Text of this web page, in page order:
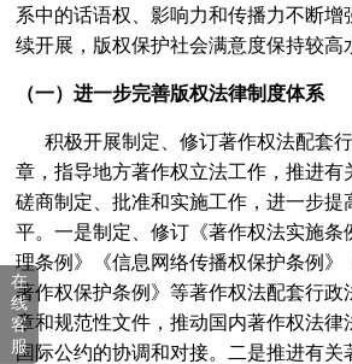
《深圳经济特区矛盾纠纷多元化解条例
系中的话语权、影响力和传播力不断增
续开展，版权保护社会满意度保持较高
（一）进一步完善版权法律制度体系
积极开展制定、修订著作权法配套
章，指导地方著作权立法工作，推进有
磋商制定、批准和实施工作，进一步提
平。一是制定、修订《著作权法实施条
理条例》《信息网络传播权保护条例》
著作权保护条例》等著作权法配套行政
章和规范性文件，推动国内著作权法律
国际公约的协调和对接。二是推进有关
在
线
客
服